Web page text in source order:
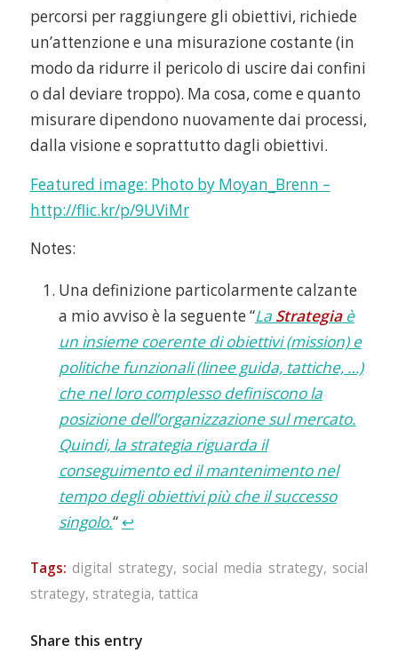
percorsi per raggiungere gli obiettivi, richiede
un’attenzione e una misurazione costante (in
modo da ridurre il pericolo di uscire dai confini
o dal deviare troppo). Ma cosa, come e quanto
misurare dipendono nuovamente dai processi,
dalla visione e soprattutto dagli obiettivi.
Featured image: Photo by Moyan_Brenn –
http://flic.kr/p/9UViMr
Notes:
Una definizione particolarmente calzante
a mio avviso è la seguente “La Strategiaè
un insieme coerente di obiettivi (mission) e
politiche funzionali (linee guida, tattiche, …)
che nel loro complesso definiscono la
posizione dell’organizzazione sul mercato.
Quindi, la strategia riguarda il
conseguimento ed il mantenimento nel
tempo degli obiettivi più che il successo
singolo.“↩
Tags: digital strategy, social media strategy, social
strategy, strategia, tattica
Share this entry